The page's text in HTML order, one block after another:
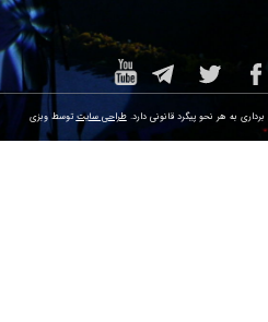
به هر نحو پیگرد قانونی دارد.طراحی سایت توسط وبزی